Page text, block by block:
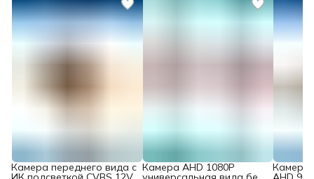
Камера переднего вида c Камера AHD 1080P Камера